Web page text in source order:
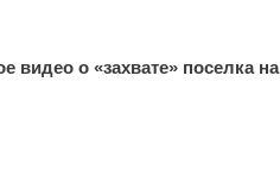
видео о «захвате» поселка на